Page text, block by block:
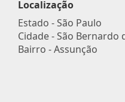
Localização
Estado -São Paulo
Cidade -São Bernardo
Bairro -Assunção